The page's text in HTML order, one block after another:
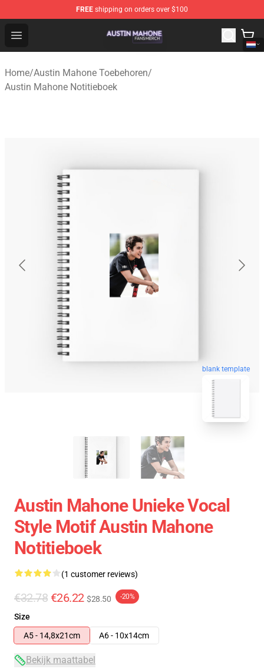
FREE shipping on orders over $100
Open menu
Austin Mahone Shop - Official Austin Mahone
Home/Austin Mahone Toebehoren/
Austin Mahone Notitieboek
blank template
Austin Mahone Unieke Vocal
Style Motif Austin Mahone
Notitieboek
(1 customer reviews)
€32.78 €26.22 $28.50 -20%
Size
A5 - 14,8x21cm
A6 - 10x14cm
Bekijk maattabel